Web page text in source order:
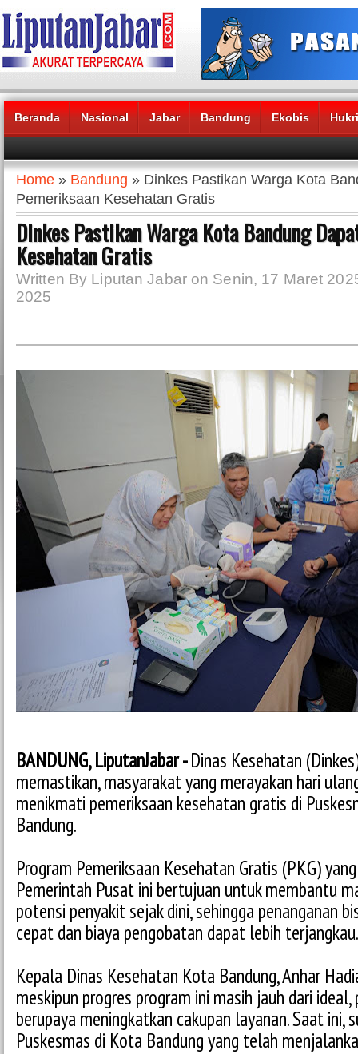
Beranda Nasional Jabar Bandung Ekobis
Headlines News :
Home » Bandung » Dinkes Pastikan Warga Kota
Pemeriksaan Kesehatan Gratis
Dinkes Pastikan Warga Kota Bandung
Kesehatan Gratis
Written By Liputan Jabar on Senin, 17 Maret
2025
BANDUNG, LiputanJabar -Dinas Kesehatan
memastikan, masyarakat yang merayakan hari
menikmati pemeriksaan kesehatan gratis di
Bandung.
Program Pemeriksaan Kesehatan Gratis (PKG)
Pemerintah Pusat ini bertujuan untuk membantu
potensi penyakit sejak dini, sehingga penanganan
cepat dan biaya pengobatan dapat lebih terjangkau.
Kepala Dinas Kesehatan Kota Bandung, Anhar
meskipun progres program ini masih jauh dari
berupaya meningkatkan cakupan layanan. Saat ini,
Puskesmas di Kota Bandung yang telah